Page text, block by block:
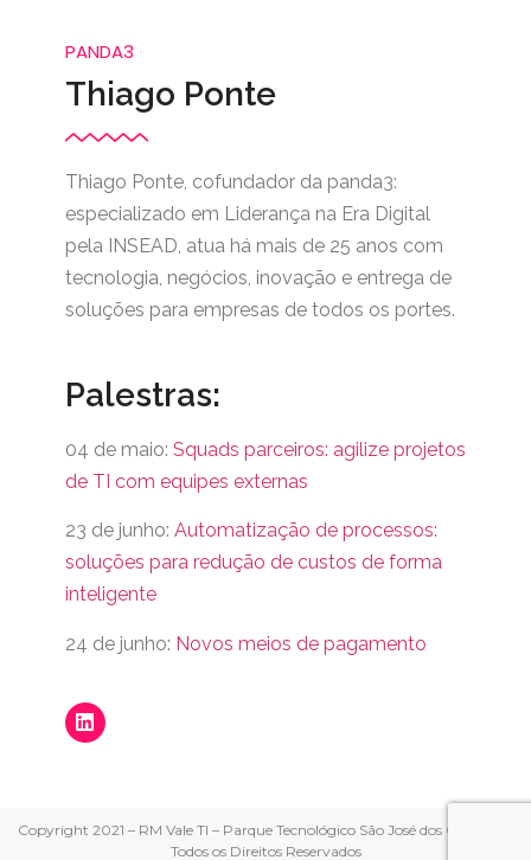
PANDA3
Thiago Ponte
Thiago Ponte, cofundador da panda3:
especializado em Liderança na Era Digital
pela INSEAD, atua há mais de 25 anos com
tecnologia, negócios, inovação e entrega de
soluções para empresas de todos os portes.
Palestras:
04 de maio: Squads parceiros: agilize projetos
de TI com equipes externas
23 de junho: Automatização de processos:
soluções para redução de custos de forma
inteligente
24 de junho: Novos meios de pagamento
Copyright 2021 – RM Vale TI – Parque Tecnológico São José dos Campos –
Todos os Direitos Reservados